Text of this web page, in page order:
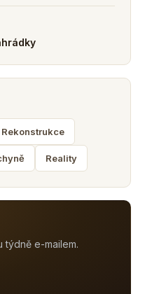
Rekonstrukce
Reality
týdně e-mailem.